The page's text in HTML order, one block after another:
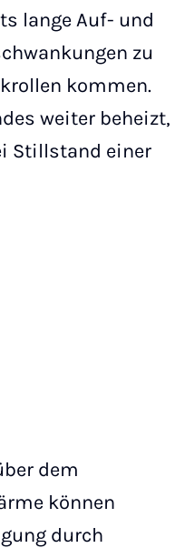
lange Auf- und
zu
kommen.
weiter beheizt,
Stillstand einer
dem
können
durch